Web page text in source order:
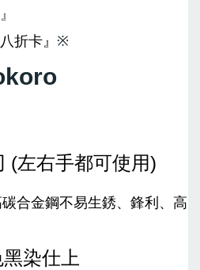
加購享20%優惠-買主廚牛刀加購彩圖壓克力鞘
版磁吸貼絨刀鞘-牛
八折卡』 ※
(左右手都可使用)
碳合金鋼不易生銹、鋒利、高
染仕上